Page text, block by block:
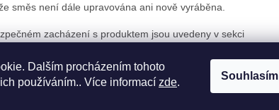
Dalším procházením tohoto
používáním.. Více informací zde.
Souhlasím
směs není dále upravována ani nově vyráběna.
zacházení s produktem jsou uvedeny v sekci